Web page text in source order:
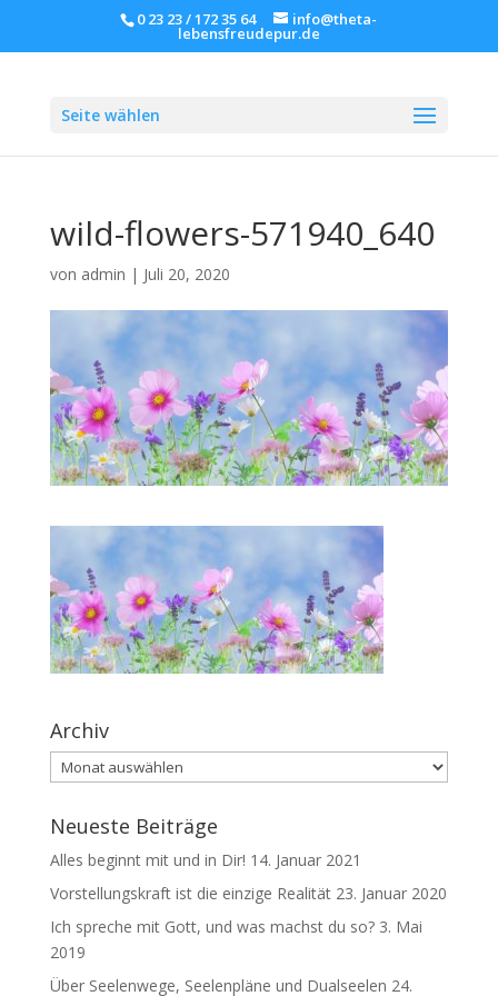
0 23 23 / 172 35 64 info@theta-
lebensfreudepur.de
Seite wählen
wild-flowers-571940_640
von admin | Juli 20, 2020
Archiv
Archiv
Neueste Beiträge
Alles beginnt mit und in Dir! 14. Januar 2021
Vorstellungskraft ist die einzige Realität 23. Januar 2020
Ich spreche mit Gott, und was machst du so? 3. Mai
2019
Über Seelenwege, Seelenpläne und Dualseelen 24.